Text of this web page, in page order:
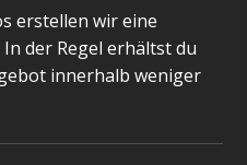
erstellen wir eine
der Regel erhältst du
innerhalb weniger